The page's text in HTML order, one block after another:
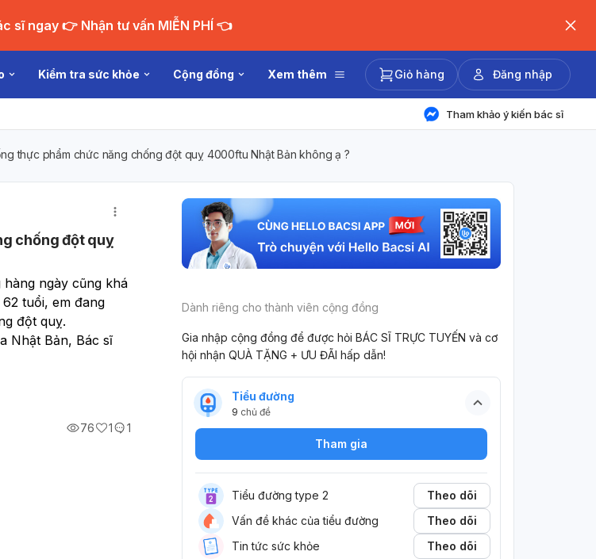
Chat với Bác sĩ ngay 👉 Nhận tư vấn MIỄN PHÍ 👈
Kiểm tra sức khỏe Cộng đồng Xem thêm Giỏ hàng Đăng nhập
Tham khảo ý kiến bác sĩ
thực phẩm chức năng chống đột quỵ 4000ftu Nhật Bản không ạ ?
chống đột quỵ
ngày cũng khá
tuổi, em đang
đột quỵ.
Nhật Bản, Bác sĩ
76 1 1
Dành riêng cho thành viên cộng đồng
Gia nhập cộng đồng để được hỏi BÁC SĨ TRỰC TUYẾN và cơ
hội nhận QUÀ TẶNG + ƯU ĐÃI hấp dẫn!
Tiểu đường
9 chủ đề
Tham gia
Tiểu đường type 2
Theo dõi
Vấn đề khác của tiểu đường
Theo dõi
Tin tức sức khỏe
Theo dõi